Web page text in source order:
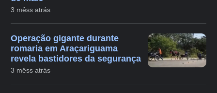
3 mêss atrás
Operação gigante durante
romaria em Araçariguama
revela bastidores da segurança
3 mêss atrás